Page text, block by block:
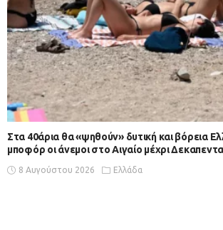
Στα 40άρια θα «ψηθούν» δυτική και βόρεια
μποφόρ οι άνεμοι στο Αιγαίο μέχρι
8 Αυγούστου 2026 Ελλάδα